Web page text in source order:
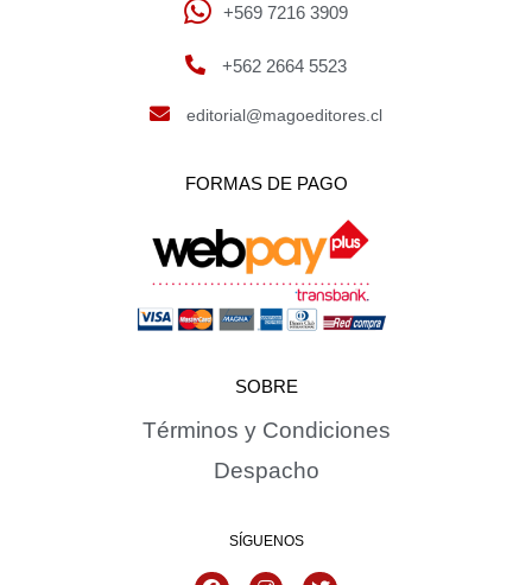
+569 7216 3909
+562 2664 5523
editorial@magoeditores.cl
FORMAS DE PAGO
SOBRE
Términos y Condiciones
Despacho
SÍGUENOS